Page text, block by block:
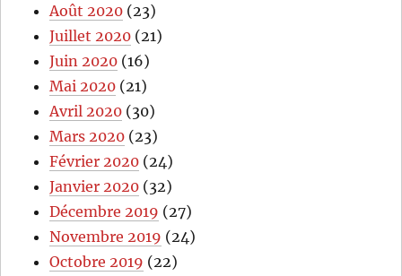
Août 2020 (23)
Juillet 2020 (21)
Juin 2020 (16)
Mai 2020 (21)
Avril 2020 (30)
Mars 2020 (23)
Février 2020 (24)
Janvier 2020 (32)
Décembre 2019 (27)
Novembre 2019 (24)
Octobre 2019 (22)